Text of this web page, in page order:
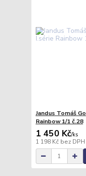
Jandus Tomáš
Rainbow 1/1 č.28
1 450 Kč/ks
1 198 Kč bez DPH